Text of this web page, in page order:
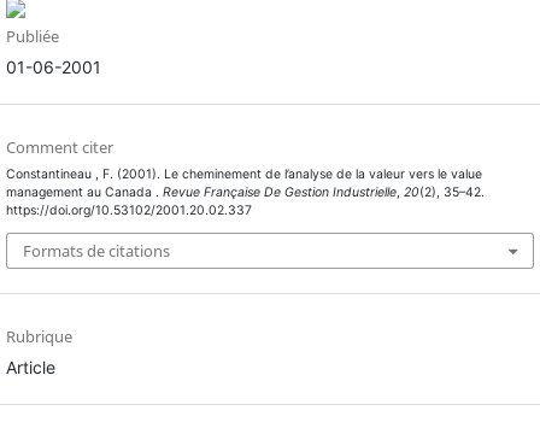
Publiée
01-06-2001
Comment citer
Constantineau , F. (2001). Le cheminement de l’analyse de la valeur vers le value
management au Canada . Revue Française De Gestion Industrielle, 20(2), 35–42.
https://doi.org/10.53102/2001.20.02.337
Formats de citations
Rubrique
Article